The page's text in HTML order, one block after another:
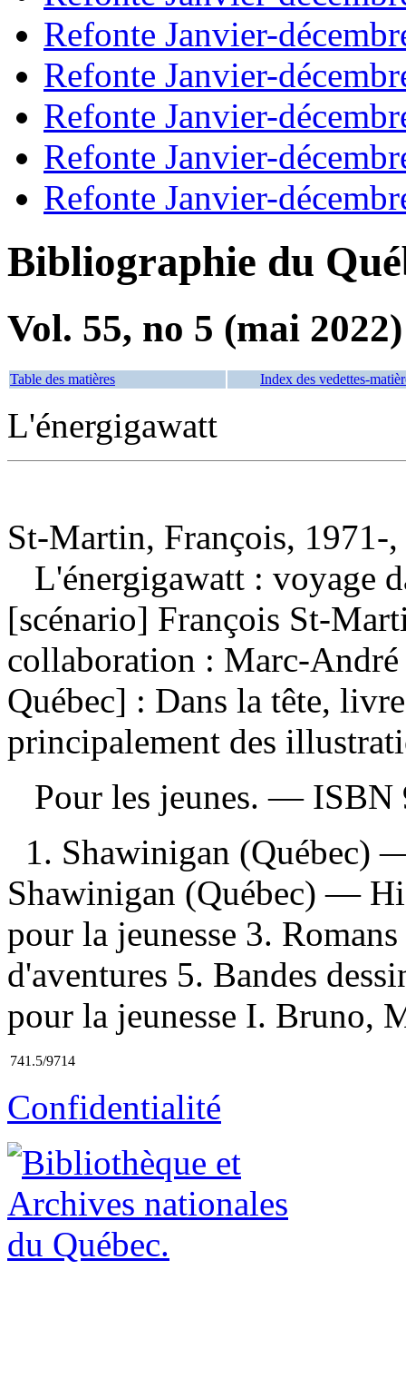
Refonte Janvier-
Refonte Janvier-
Refonte Janvier-
Refonte Janvier-
Refonte Janvier-
Bibliographie du
Vol. 55, no 5 (mai 2022)
Table des matières Index des vedettes-
L'énergigawatt
St-Martin, François, 1971-,
L'énergigawatt : voyage
[scénario] François St-
collaboration : Marc-
Québec] : Dans la tête,
principalement des
Pour les jeunes. — ISBN
1. Shawinigan (Québec)
Shawinigan (Québec) —
pour la jeunesse 3.
d'aventures 5. Bandes
pour la jeunesse I. Bruno,
741.5/9714
Confidentialité